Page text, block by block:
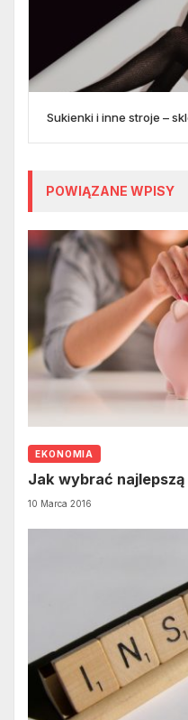
Sukienki i inne stroje –
POWIĄZANE WPISY
EKONOMIA
Jak wybrać
10 Marca 2016